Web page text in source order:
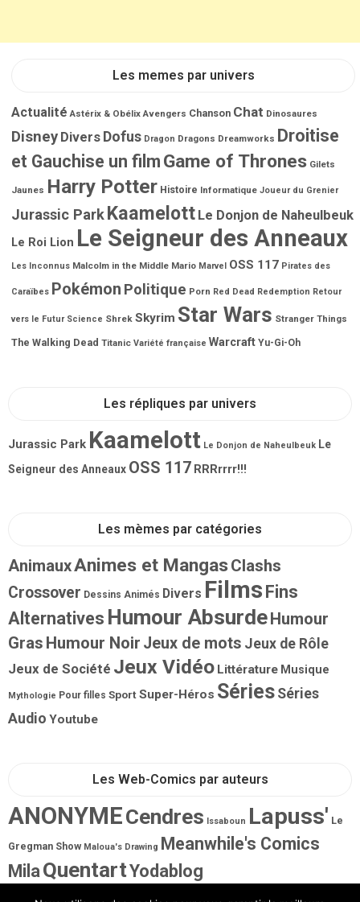
Les memes par univers
Actualité Astérix & Obélix Avengers Chanson Chat Dinosaures
Disney Divers Dofus Dragon Dragons Dreamworks Droitise
et Gauchise un film Game of Thrones Gilets
Jaunes Harry Potter Histoire Informatique Joueur du Grenier
Jurassic ParkKaamelott Le Donjon de Naheulbeuk
Le Roi Lion Le Seigneur des Anneaux
Les Inconnus Malcolm in the Middle Mario Marvel OSS 117 Pirates des
Caraïbes Pokémon Politique Porn Red Dead Redemption Retour
vers le Futur Science Shrek Skyrim Star Wars Stranger Things
The Walking Dead Titanic Variété française Warcraft Yu-Gi-Oh
Les répliques par univers
Jurassic Park Kaamelott Le Donjon de Naheulbeuk Le
Seigneur des Anneaux OSS 117 RRRrrrr!!!
Les mèmes par catégories
AnimauxAnimes et MangasClashs
Crossover Dessins Animés Divers Films Fins
Alternatives Humour AbsurdeHumour
Gras Humour Noir Jeux de mots Jeux de Rôle
Jeux de Société Jeux Vidéo Littérature Musique
Mythologie Pour filles SportSuper-Héros Séries Séries
Audio Youtube
Les Web-Comics par auteurs
ANONYMECendres Issaboun Lapuss' Le
Gregman Show Maloua's Drawing Meanwhile's Comics
MilaQuentartYodablog